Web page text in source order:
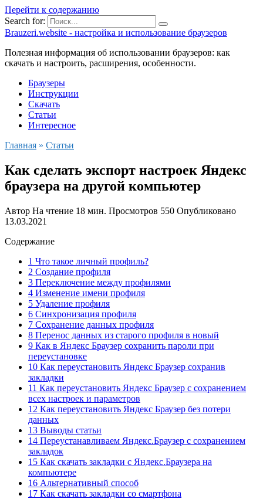
Перейти к содержанию
Search for:
Brauzeri.website - настройка и использование браузеров
Полезная информация об использовании браузеров: как
скачать и настроить, расширения, особенности.
Браузеры
Инструкции
Скачать
Статьи
Интересное
Главная » Статьи
Как сделать экспорт настроек Яндекс
браузера на другой компьютер
Автор На чтение 18 мин. Просмотров 550 Опубликовано
13.03.2021
Содержание
1 Что такое личный профиль?
2 Создание профиля
3 Переключение между профилями
4 Изменение имени профиля
5 Удаление профиля
6 Синхронизация профиля
7 Сохранение данных профиля
8 Перенос данных из старого профиля в новый
9 Как в Яндекс Браузер сохранить пароли при
переустановке
10 Как переустановить Яндекс Браузер сохранив
закладки
11 Как переустановить Яндекс Браузер с сохранением
всех настроек и параметров
12 Как переустановить Яндекс Браузер без потери
данных
13 Выводы статьи
14 Переустанавливаем Яндекс.Браузер с сохранением
закладок
15 Как скачать закладки с Яндекс.Браузера на
компьютере
16 Альтернативный способ
17 Как скачать закладки со смартфона